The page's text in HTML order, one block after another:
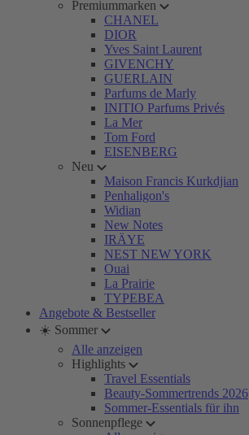
Premiummarken
CHANEL
DIOR
Yves Saint Laurent
GIVENCHY
GUERLAIN
Parfums de Marly
INITIO Parfums Privés
La Mer
Tom Ford
EISENBERG
Neu
Maison Francis Kurkdjian
Penhaligon's
Widian
New Notes
IRÄYE
NEST NEW YORK
Ouai
La Prairie
TYPEBEA
Angebote & Bestseller
☀️ Sommer
Alle anzeigen
Highlights
Travel Essentials
Beauty-Sommertrends 2026
Sommer-Essentials für ihn
Sonnenpflege